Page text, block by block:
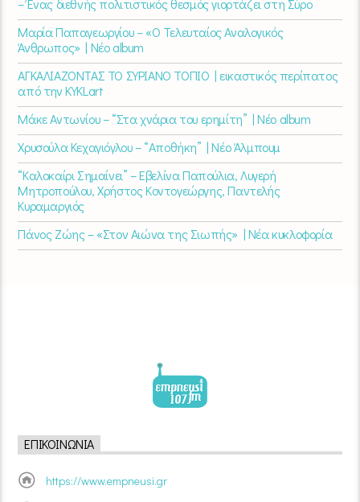
Μαρία Παπαγεωργίου – «Ο Τελευταίος Αναλογικός
Άνθρωπος» | Νέο album
ΑΓΚΑΛΙΑΖΟΝΤΑΣ ΤΟ ΣΥΡΙΑΝΟ ΤΟΠΙΟ | εικαστικός περίπατος
από την KYKLart
Μάκε Αντωνίου – “Στα χνάρια του ερημίτη” | Νέο album
Χρυσούλα Κεχαγιόγλου – “Αποθήκη” | Νέο Άλμπουμ
“Καλοκαίρι Σημαίνει” – Εβελίνα Παπούλια, Λυγερή
Μητροπούλου, Χρήστος Κοντογεώργης, Παντελής
Κυραμαργιός
Πάνος Ζώης – «Στον Αιώνα της Σιωπής» | Νέα κυκλοφορία
ΕΠΙΚΟΙΝΩΝΊΑ
https://www.empneusi.gr